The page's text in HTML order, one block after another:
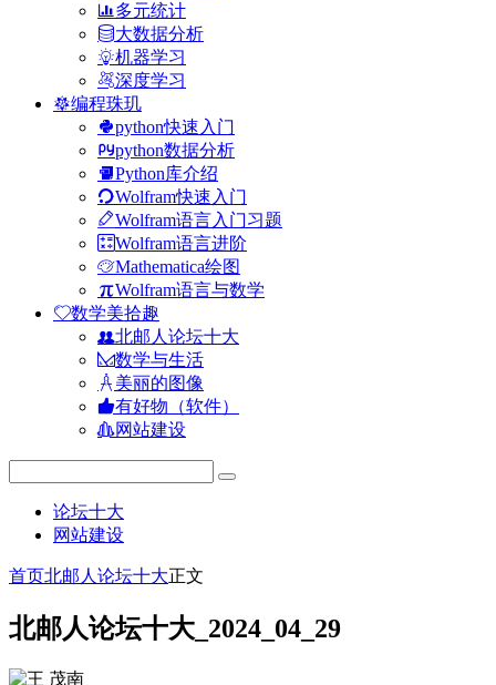
多元统计
大数据分析
机器学习
深度学习
编程珠玑
python快速入门
python数据分析
Python库介绍
Wolfram快速入门
Wolfram语言入门习题
Wolfram语言进阶
Mathematica绘图
Wolfram语言与数学
数学美拾趣
北邮人论坛十大
数学与生活
美丽的图像
有好物（软件）
网站建设
论坛十大
网站建设
首页北邮人论坛十大正文
北邮人论坛十大_2024_04_29